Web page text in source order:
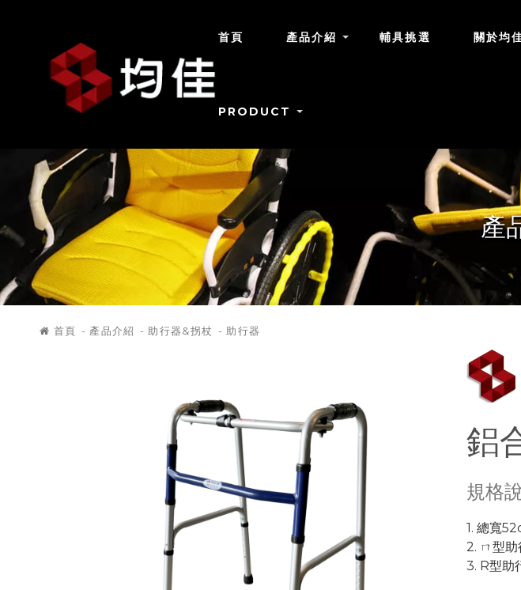
首頁 產品介紹 輔具挑選 關於均
PRODUCT
產
首頁 產品介紹 助行器&拐杖 助行器
鋁
規格
1. 總寬
2. ㄇ型
3. R型助